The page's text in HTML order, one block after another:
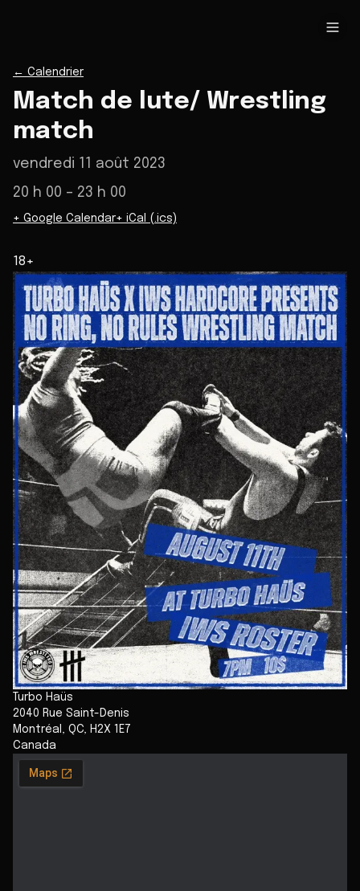
← Calendrier
Match de lute/ Wrestling
match
vendredi 11 août 2023
20 h 00 – 23 h 00
+ Google Calendar+ iCal (.ics)
18+
Turbo Haüs
2040 Rue Saint-Denis
Montréal , QC, H2X 1E7
Canada